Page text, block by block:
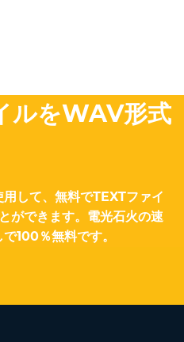
ルをWAV形式
して、無料でTEXTファイ
ができます。電光石火の速
100％無料です。